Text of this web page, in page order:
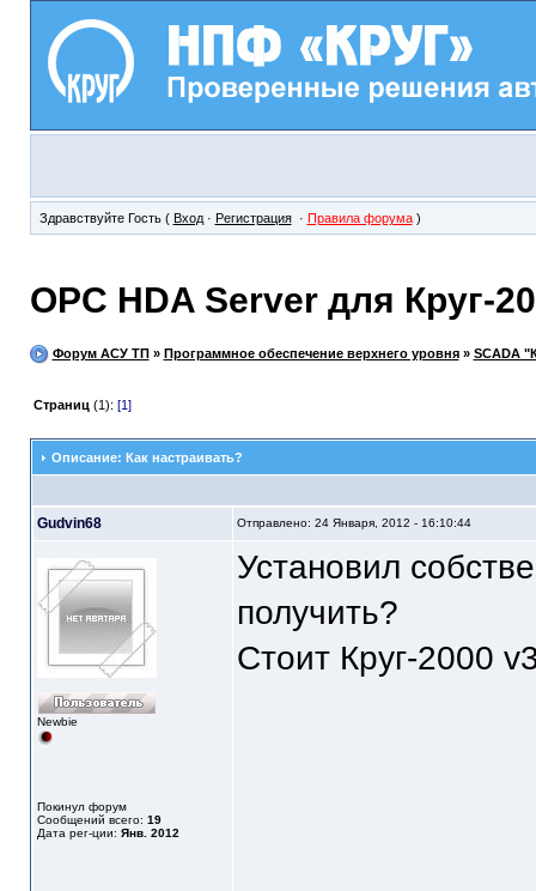
Здравствуйте Гость ( Вход· Регистрация· Правила форума)
OPC HDA Server для Круг-
Форум АСУ ТП» Программное обеспечение верхнего уровня» SCADA
Страниц (1): [1]
Описание: Как настраивать?
Gudvin68 Отправлено: 24 Января, 2012 - 16:10:44
Newbie
Покинул форум
Сообщений всего: 19
Дата рег-ции: Янв. 2012
Установил
получить?
Стоит Круг-2000